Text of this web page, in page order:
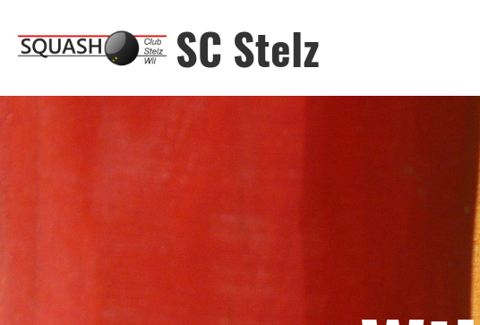
SC Stelz